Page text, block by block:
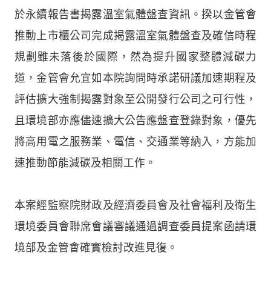
於永續報告書揭露溫室氣體盤查資訊。揆以金管會
推動上市櫃公司完成揭露溫室氣體盤查及確信時程
規劃雖未落後於國際，然為提升國家整體減碳力
道，金管會允宜如本院詢問時承諾研議加速期程及
評估擴大強制揭露對象至公開發行公司之可行性，
且環境部亦應儘速擴大公告應盤查登錄對象，優先
將高用電之服務業、電信、交通業等納入，方能加
速推動節能減碳及相關工作。
本案經監察院財政及經濟委員會及社會福利及衛生
環境委員會聯席會議審議通過調查委員提案函請環
境部及金管會確實檢討改進見復。